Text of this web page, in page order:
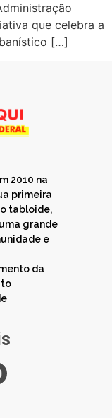
que celebra a
[…]
2010 na
primeira
tabloide,
grande
e
da